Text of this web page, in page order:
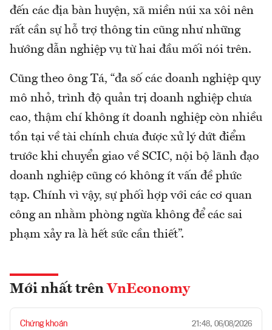
đến các địa bàn huyện, xã miền núi xa xôi nên
rất cần sự hỗ trợ thông tin cũng như những
hướng dẫn nghiệp vụ từ hai đầu mối nói trên.
Cũng theo ông Tá, “đa số các doanh nghiệp quy
mô nhỏ, trình độ quản trị doanh nghiệp chưa
cao, thậm chí không ít doanh nghiệp còn nhiều
tồn tại về tài chính chưa được xử lý dứt điểm
trước khi chuyển giao về SCIC, nội bộ lãnh đạo
doanh nghiệp cũng có không ít vấn đề phức
tạp. Chính vì vậy, sự phối hợp với các cơ quan
công an nhằm phòng ngừa không để các sai
phạm xảy ra là hết sức cần thiết”.
Mới nhất trên VnEconomy
Chứng khoán 21:48, 06/08/2026